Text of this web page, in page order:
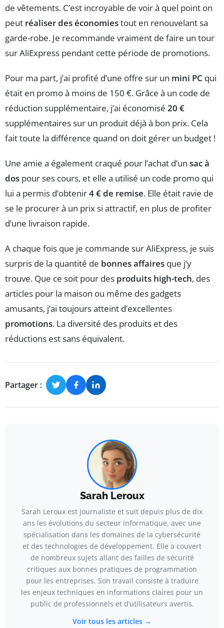
de vêtements. C’est incroyable de voir à quel point on
peut réaliser des économiestout en renouvelant sa
garde-robe. Je recommande vraiment de faire un tour
sur AliExpress pendant cette période de promotions.
Pour ma part, j’ai profité d’une offre sur un mini PC qui
était en promo à moins de 150 €. Grâce à un code de
réduction supplémentaire, j’ai économisé 20 €
supplémentaires sur un produit déjà à bon prix. Cela
fait toute la différence quand on doit gérer un budget !
Une amie a également craqué pour l’achat d’un sac à
dos pour ses cours, et elle a utilisé un code promo qui
lui a permis d’obtenir4 € de remise. Elle était ravie de
se le procurer à un prix si attractif, en plus de profiter
d’une livraison rapide.
A chaque fois que je commande sur AliExpress, je suis
surpris de la quantité de bonnes affaires que j’y
trouve. Que ce soit pour des produits high-tech, des
articles pour la maison ou même des gadgets
amusants, j’ai toujours atteint d’excellentes
promotions. La diversité des produits et des
réductions est sans équivalent.
Partager :
Sarah Leroux
Sarah Leroux est journaliste et suit depuis plus de dix
ans les évolutions du secteur informatique, avec une
spécialisation dans les domaines de la cybersécurité
et des technologies de développement. Elle a couvert
de nombreux sujets allant des failles de sécurité
critiques aux bonnes pratiques de programmation
pour les entreprises. Son travail consiste à traduire
les enjeux techniques en informations claires pour un
public de professionnels et d’utilisateurs avertis.
Voir tous les articles →